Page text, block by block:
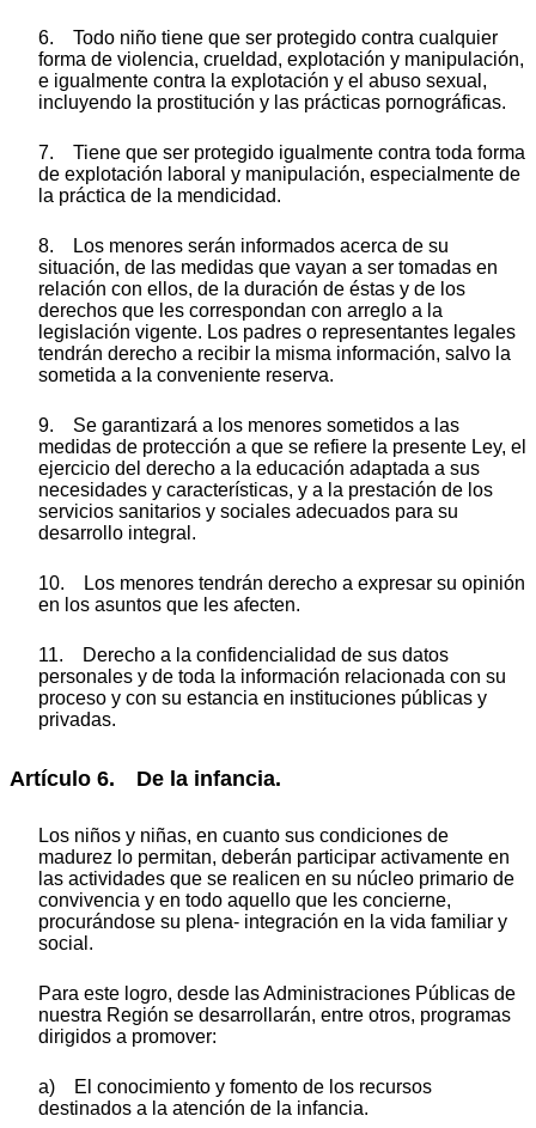
6. Todo niño tiene que ser protegido contra cualquier
forma de violencia, crueldad, explotación y manipulación,
e igualmente contra la explotación y el abuso sexual,
incluyendo la prostitución y las prácticas pornográficas.
7. Tiene que ser protegido igualmente contra toda forma
de explotación laboral y manipulación, especialmente de
la práctica de la mendicidad.
8. Los menores serán informados acerca de su
situación, de las medidas que vayan a ser tomadas en
relación con ellos, de la duración de éstas y de los
derechos que les correspondan con arreglo a la
legislación vigente. Los padres o representantes legales
tendrán derecho a recibir la misma información, salvo la
sometida a la conveniente reserva.
9. Se garantizará a los menores sometidos a las
medidas de protección a que se refiere la presente Ley, el
ejercicio del derecho a la educación adaptada a sus
necesidades y características, y a la prestación de los
servicios sanitarios y sociales adecuados para su
desarrollo integral.
10. Los menores tendrán derecho a expresar su opinión
en los asuntos que les afecten.
11. Derecho a la confidencialidad de sus datos
personales y de toda la información relacionada con su
proceso y con su estancia en instituciones públicas y
privadas.
Artículo 6. De la infancia.
Los niños y niñas, en cuanto sus condiciones de
madurez lo permitan, deberán participar activamente en
las actividades que se realicen en su núcleo primario de
convivencia y en todo aquello que les concierne,
procurándose su plena- integración en la vida familiar y
social.
Para este logro, desde las Administraciones Públicas de
nuestra Región se desarrollarán, entre otros, programas
dirigidos a promover:
a) El conocimiento y fomento de los recursos
destinados a la atención de la infancia.